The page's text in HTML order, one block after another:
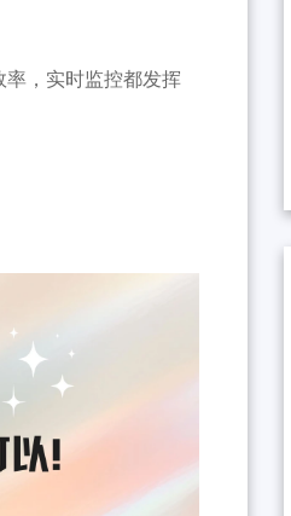
，实时监控都发挥